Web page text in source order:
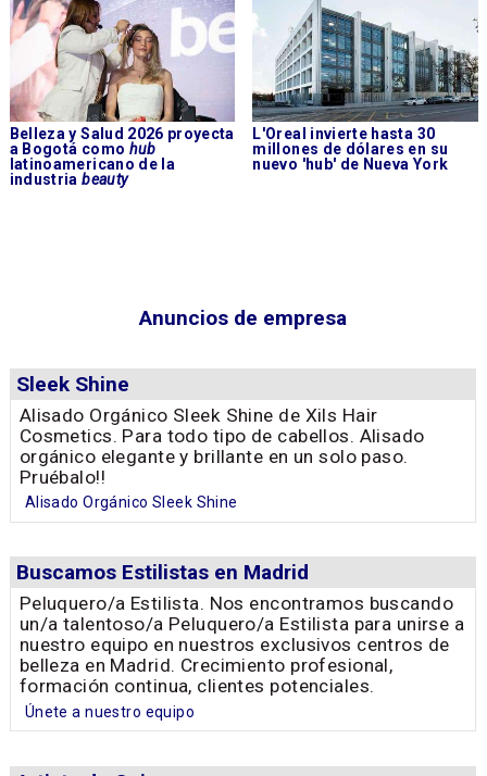
Belleza y Salud 2026 proyecta
a Bogotá como hub
latinoamericano de la
industria beauty
L'Oreal invierte hasta 30
millones de dólares en su
nuevo 'hub' de Nueva York
Anuncios de empresa
Sleek Shine
Alisado Orgánico Sleek Shine de Xils Hair
Cosmetics. Para todo tipo de cabellos. Alisado
orgánico elegante y brillante en un solo paso.
Pruébalo!!
Alisado Orgánico Sleek Shine
Buscamos Estilistas en Madrid
Peluquero/a Estilista. Nos encontramos buscando
un/a talentoso/a Peluquero/a Estilista para unirse a
nuestro equipo en nuestros exclusivos centros de
belleza en Madrid. Crecimiento profesional,
formación continua, clientes potenciales.
Únete a nuestro equipo